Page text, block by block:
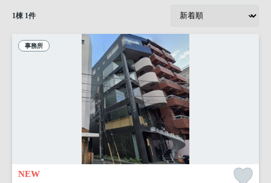
1棟 1件
事務所
NEW